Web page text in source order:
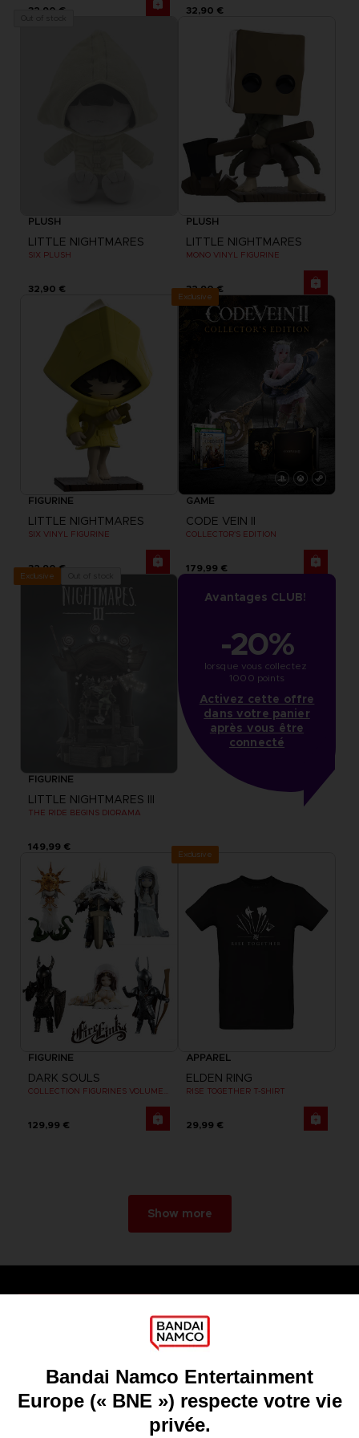
32,90 € 32,90 €
PLUSH
LITTLE NIGHTMARES
SIX PLUSH
32,90 €
PLUSH
LITTLE NIGHTMARES
MONO VINYL FIGURINE
32,90 €
FIGURINE
LITTLE NIGHTMARES
SIX VINYL FIGURINE
32,90 €
Exclusive
GAME
CODE VEIN II
COLLECTOR'S EDITION
179,99 €
Exclusive
FIGURINE
LITTLE NIGHTMARES III
THE RIDE BEGINS DIORAMA
149,99 €
Avantages CLUB!
-20%
lorsque vous collectez
1000 points
Activez cette offre
dans votre panier
après vous être
connecté
FIGURINE
DARK SOULS
129,99 €
Exclusive
APPAREL
ELDEN RING
RISE TOGETHER T-SHIRT
29,99 €
Show more
Recruitment
Licensing
DO YOU HAVE A QUESTION?